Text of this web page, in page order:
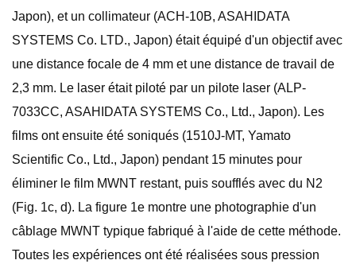
Japon), et un collimateur (ACH-10B, ASAHIDATA
SYSTEMS Co. LTD., Japon) était équipé d'un objectif avec
une distance focale de 4 mm et une distance de travail de
2,3 mm. Le laser était piloté par un pilote laser (ALP-
7033CC, ASAHIDATA SYSTEMS Co., Ltd., Japon). Les
films ont ensuite été soniqués (1510J-MT, Yamato
Scientific Co., Ltd., Japon) pendant 15 minutes pour
éliminer le film MWNT restant, puis soufflés avec du N2
(Fig. 1c, d). La figure 1e montre une photographie d'un
câblage MWNT typique fabriqué à l'aide de cette méthode.
Toutes les expériences ont été réalisées sous pression